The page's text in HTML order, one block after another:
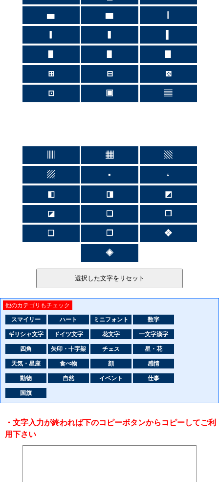
▅ ▆
⊞ ⊟ ⊠
⊡ ▣ ▤
▦ ▧
▨ ▪ ▫
◧ ◨ ◩
◪ ❏ ❐
❑ ❒ ❖
◈
他のカテゴリもチェック
スマイリー ハート ミニフォント 数字
ギリシャ文字 ドイツ文字 花文字 一文字漢字
四角 矢印・十字架 チェス 星・花
天気・星座 食べ物 顔 感情
動物 自然 イベント 仕事
国旗
・文字入力が終われば下のコピーボタンからコピーしてご利
用下さい